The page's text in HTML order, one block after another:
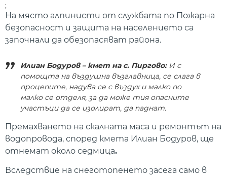
;
На място алпинисти от службата по Пожарна
безопасност и защита на населението са
започнали да обезопасяват района.
Илиан Бодуров – кмет на с. Пиргово: И с
помощта на въздушна възглавница, се слага в
процепите, надува се с въздух и малко по
малко се отделя, за да може тия опасните
участъци да се изолират, да паднат.
Премахването на скалната маса и ремонтът на
водопровода, според кмета Илиан Бодуров, ще
отнемат около седмица.
Вследствие на снеготопенето засега само в